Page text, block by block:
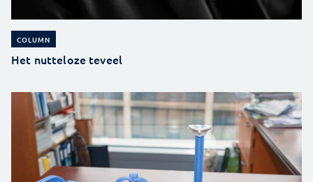
COLUMN
Het nutteloze teveel